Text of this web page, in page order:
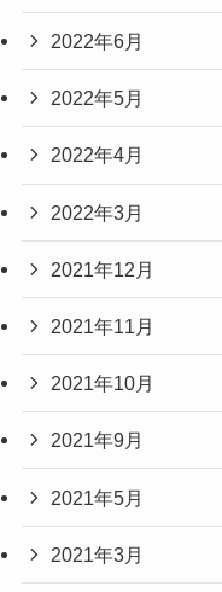
2022年6月
2022年5月
2022年4月
2022年3月
2021年12月
2021年11月
2021年10月
2021年9月
2021年5月
2021年3月